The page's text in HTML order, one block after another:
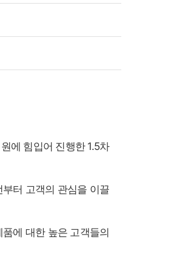
에 힘입어 진행한 1.5차
터 고객의 관심을 이끌
에 대한 높은 고객들의